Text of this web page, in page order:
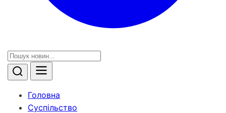
Головна
Суспільство